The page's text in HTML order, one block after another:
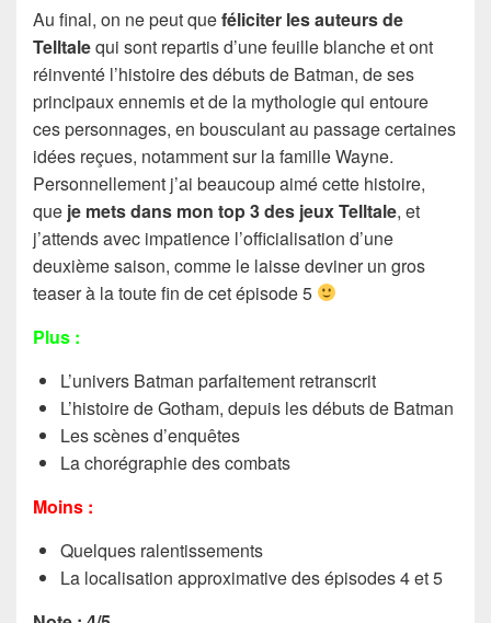
Au final, on ne peut queféliciter les auteurs de
Telltalequi sont repartis d’une feuille blanche et ont
réinventé l’histoire des débuts de Batman, de ses
principaux ennemis et de la mythologie qui entoure
ces personnages, en bousculant au passage certaines
idées reçues, notamment sur la famille Wayne.
Personnellement j’ai beaucoup aimé cette histoire,
que je mets dans mon top 3 des jeux Telltale, et
j’attends avec impatience l’officialisation d’une
deuxième saison, comme le laisse deviner un gros
teaser à la toute fin de cet épisode 5
Plus :
L’univers Batman parfaitement retranscrit
L’histoire de Gotham, depuis les débuts de Batman
Les scènes d’enquêtes
La chorégraphie des combats
Moins :
Quelques ralentissements
La localisation approximative des épisodes 4 et 5